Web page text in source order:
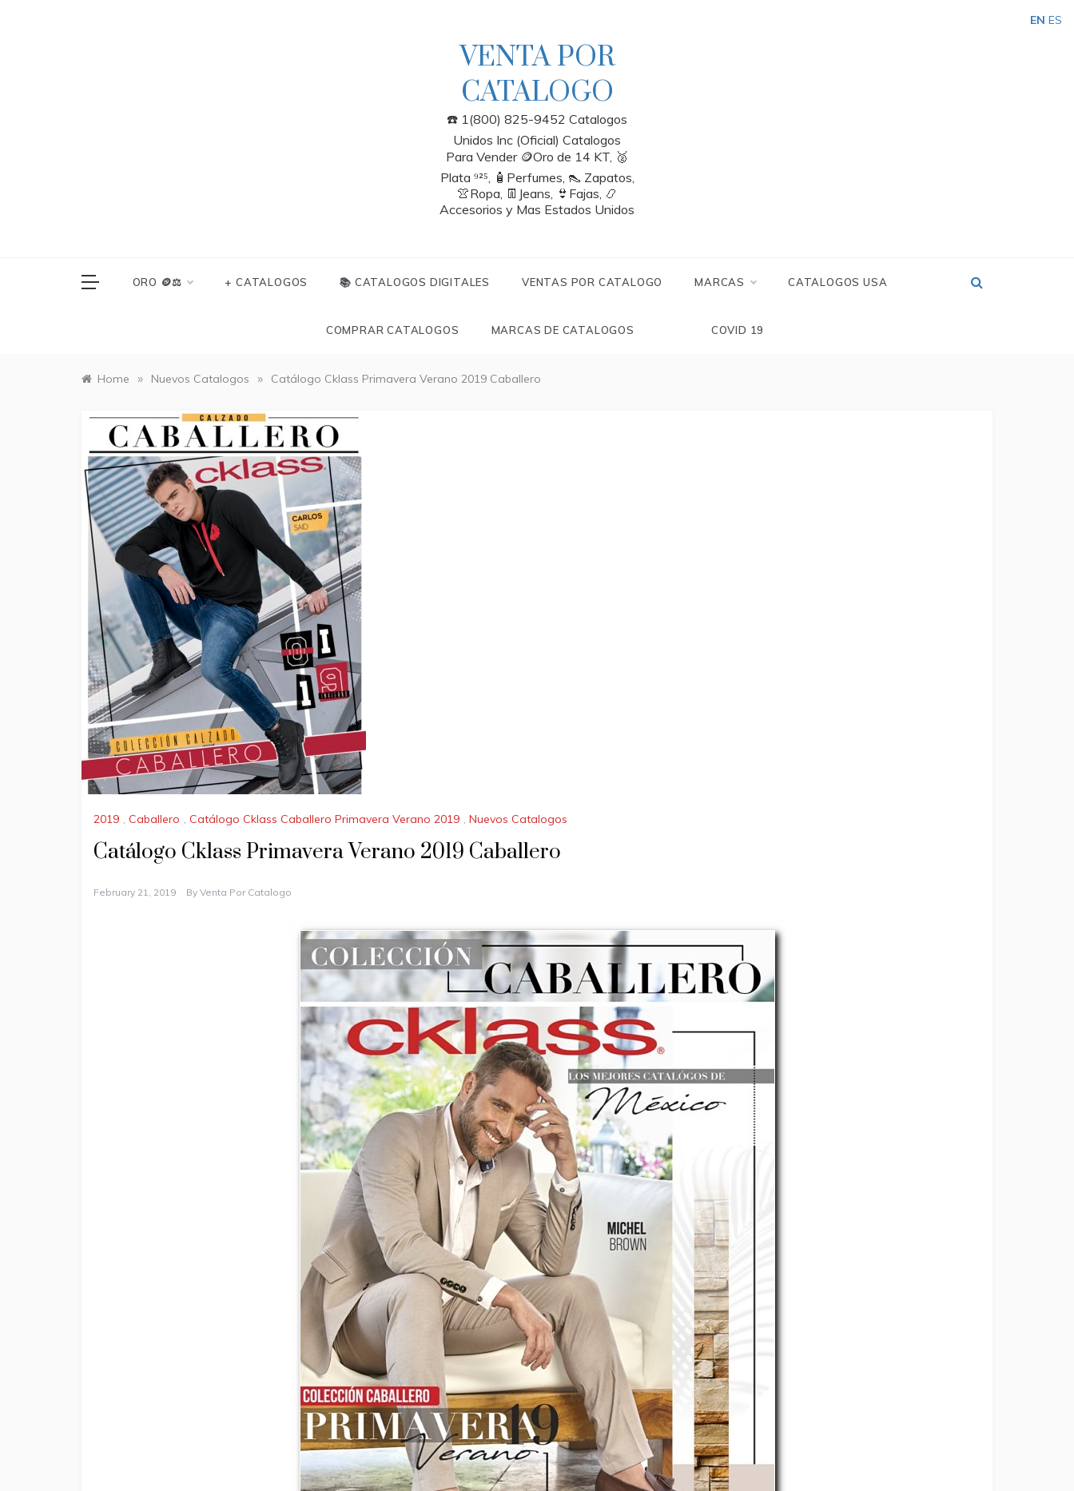
VENTA POR
CATALOGO
☎️ 1(800) 825-9452 Catalogos
Unidos Inc (Oficial) Catalogos
Para Vender 🪙Oro de 14 KT, 🥈
Plata ⁹²⁵, 🧴Perfumes, 👠 Zapatos,
👚Ropa, 👖Jeans, 👙Fajas, 📿
Accesorios y Mas Estados Unidos
ORO 🪙⚖️ + CATALOGOS 📚 CATALOGOS DIGITALES VENTAS POR CATALOGO MARCAS CATALOGOS USA
COMPRAR CATALOGOS MARCAS DE CATALOGOS COVID 19
Home » Nuevos Catalogos » Catálogo Cklass Primavera Verano 2019 Caballero
2019 , Caballero , Catálogo Cklass Caballero Primavera Verano 2019 , Nuevos Catalogos
Catálogo Cklass Primavera Verano 2019 Caballero
February 21, 2019 By Venta Por Catalogo
EN ES